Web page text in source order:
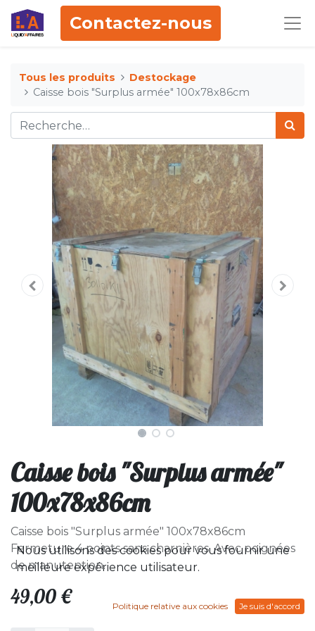
Contactez-nous
Tous les produits
Destockage
Caisse bois "Surplus armée" 100x78x86cm
Caisse bois "Surplus armée"
100x78x86cm
Caisse bois "Surplus armée" 100x78x86cm
Fermeture 4 points sans charnières. Avec poignées
de manutention.
49,00 €
Nous utilisons des cookies pour vous fournir une
meilleure expérience utilisateur.
Politique relative aux cookies Je suis d'accord